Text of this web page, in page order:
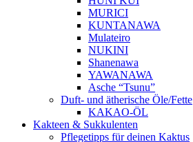
MURICI
KUNTANAWA
Mulateiro
NUKINI
Shanenawa
YAWANAWA
Asche “Tsunu”
Duft- und ätherische Öle/Fette
KAKAO-ÖL
Kakteen & Sukkulenten
Pflegetipps für deinen Kaktus